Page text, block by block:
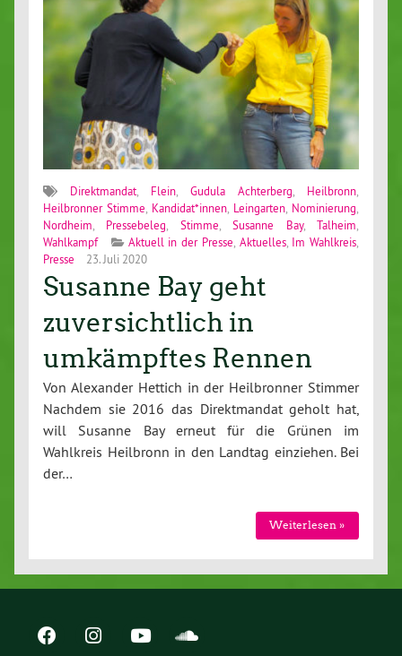
Direktmandat Flein Gudula Achterberg Heilbronn
Heilbronner Stimme Kandidat*innen Leingarten Nominierung
Nordheim
Pressebeleg Stimme ,Susanne Bay,Talheim
Wahlkampf
Aktuell in der Presse Aktuelles, Im Wahlkreis
Presse
23. Juli 2020
Susanne Bay geht
zuversichtlich in
umkämpftes Rennen
Von Alexander Hettich in der Heilbronner Stimmer
Nachdem sie 2016 das Direktmandat geholt hat,
will Susanne Bay erneut für die Grünen im
Wahlkreis Heilbronn in den Landtag einziehen. Bei
der…
Weiterlesen »